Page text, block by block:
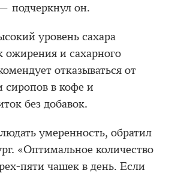
подчеркнул он.
уровень сахара
ожирения и сахарного
отказываться от
сиропов в кофе и
без добавок.
умеренность, обратил
«Оптимальное количество
пяти чашек в день. Если